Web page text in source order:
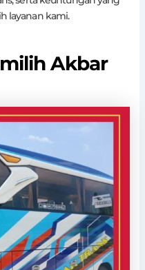
layanan kami.
Akbar